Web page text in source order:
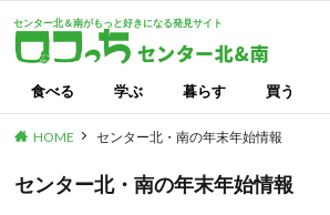
センター北＆南がもっと好きになる発見サイト
食べる 学ぶ 暮らす 買う
HOME センター北・南の年末年始情報
センター北・南の年末年始情報